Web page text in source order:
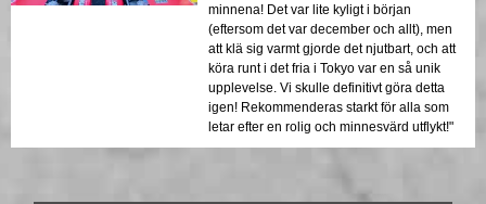
minnena! Det var lite kyligt i början
(eftersom det var december och allt), men
att klä sig varmt gjorde det njutbart, och att
köra runt i det fria i Tokyo var en så unik
upplevelse. Vi skulle definitivt göra detta
igen! Rekommenderas starkt för alla som
letar efter en rolig och minnesvärd utflykt!"